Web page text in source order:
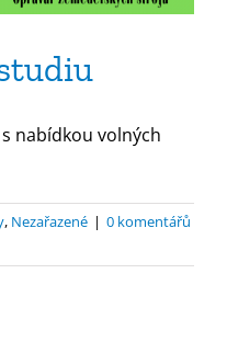
s nabídkou volných
, Nezařazené | 0 komentářů